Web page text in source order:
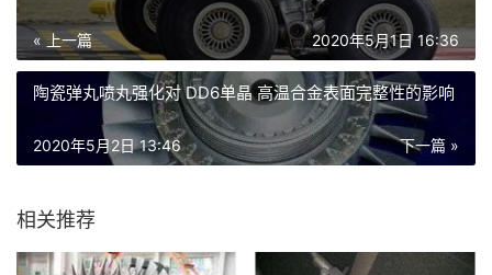
« 上一篇 2020年5月1日 16:36
陶瓷弹丸喷丸强化对 DD6单晶 高温合金表面完整性的影响
下一篇 »
2020年5月2日 13:46
相关推荐